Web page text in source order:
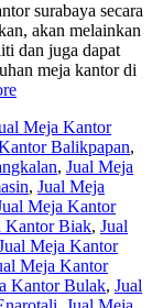
surabaya secara
akan melainkan
dan juga dapat
meja kantor di
Meja Kantor
Balikpapan,
, Jual Meja
, Jual Meja
Meja Kantor
Kantor Biak, Jual
Meja Kantor
Meja Kantor
Kantor Bulak, Jual